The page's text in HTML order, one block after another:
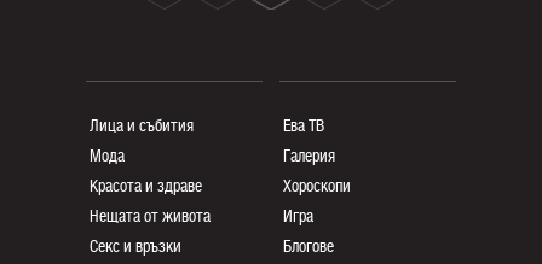
Лица и събития
Мода
Красота и здраве
Нещата от живота
Секс и връзки
Ева ТВ
Галерия
Хороскопи
Игра
Блогoве